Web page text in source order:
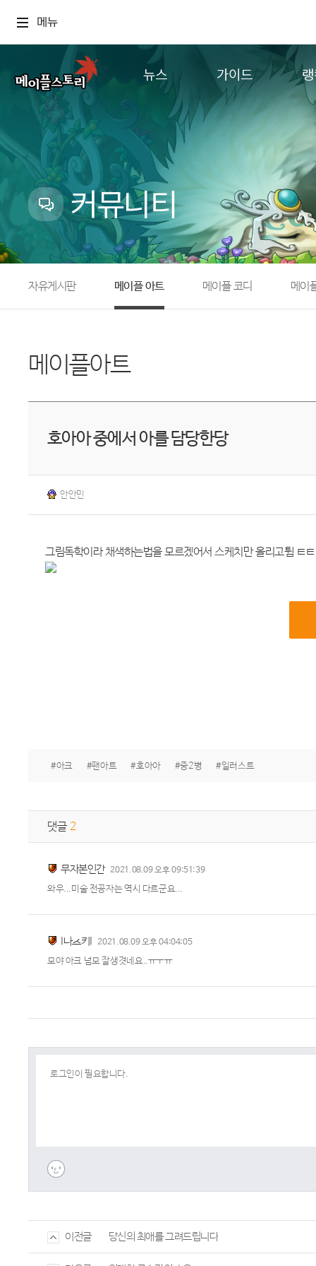
메뉴
뉴스
업데이트
이벤트
캐시샵 공지
메이플 알림판
with maple
가이드
추가정보
컨텐
커뮤니티
자유게시판 메이플 아트 메이플 코디 메이
메이플아트
호아아 중에서 아를 담당한당
안안민
그림독학이라 채색하는법을 모르겠어서 스케치만 올리고튐 ㅌㅌ
#아크 #팬아트 #호아아 #중2병 #일러스트
댓글 2
무자본인간 2021.08.09 오후 09:51:39
와우...미술 전공자는 역시 다르군요...
I나츠키I 2021.08.09 오후 04:04:05
모야 아크 넘모 잘생겻네요..ㅠㅜㅠ
이전글 당신의 최애를 그려드립니다